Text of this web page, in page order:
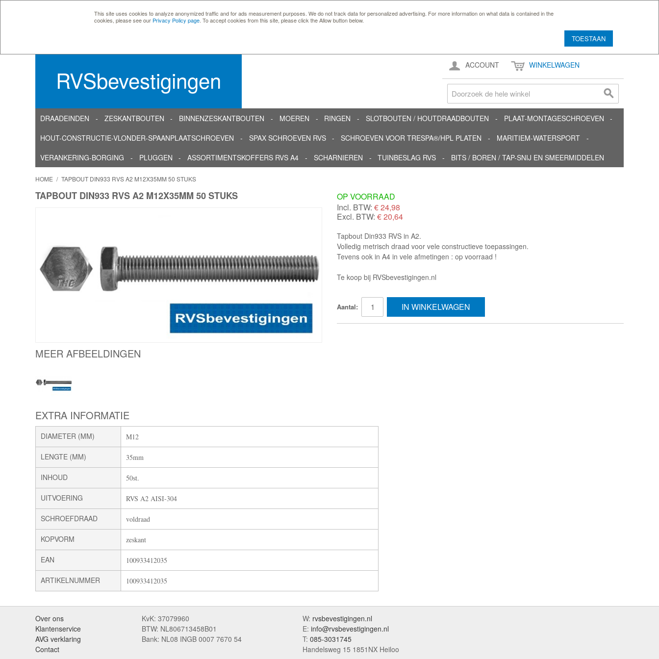
This site uses cookies to analyze anonymized traffic and for ads measurement purposes. We do not track data for personalized advertising. For more information on what data is contained in the
cookies, please see our Privacy Policy page . To accept cookies from this site, please click the Allow button below.
TOESTAAN
RVSbevestigingen
ACCOUNT WINKELWAGEN
DRAADEINDEN ZESKANTBOUTEN BINNENZESKANTBOUTEN MOEREN RINGEN SLOTBOUTEN / HOUTDRAADBOUTEN
PLAAT-MONTAGESCHROEVEN
HOUT-CONSTRUCTIE-VLONDER-SPAANPLAATSCHROEVEN
SPAX SCHROEVEN RVS SCHROEVEN VOOR TRESPA®/HPL PLATEN
MARITIEM-WATERSPORT
VERANKERING-BORGING
PLUGGEN ASSORTIMENTSKOFFERS RVS A4 SCHARNIEREN TUINBESLAG RVS BITS / BOREN / TAP-SNIJ EN SMEERMIDDELEN
HOME / TAPBOUT DIN933 RVS A2 M12X35MM 50 STUKS
TAPBOUT DIN933 RVS A2 M12X35MM 50 STUKS
MEER AFBEELDINGEN
OP VOORRAAD
Incl. BTW: €24,98
Excl. BTW: € 20,64
Tapbout Din933 RVS in A2.
Volledig metrisch draad voor vele constructieve toepassingen.
Tevens ook in A4 in vele afmetingen : op voorraad !
Te koop bij RVSbevestigingen.nl
Aantal: IN WINKELWAGEN
EXTRA INFORMATIE
DIAMETER (MM) M12
LENGTE (MM) 35mm
INHOUD 50st.
UITVOERING RVS A2 AISI-304
SCHROEFDRAAD voldraad
KOPVORM zeskant
EAN 100933412035
ARTIKELNUMMER 100933412035
Over ons
Klantenservice
AVG verklaring
Contact
KvK: 37079960
BTW: NL806713458B01
Bank: NL08 INGB 0007 7670 54
W: rvsbevestigingen.nl
E: info@rvsbevestigingen.nl
T: 085-3031745
Handelsweg 15 1851NX Heiloo